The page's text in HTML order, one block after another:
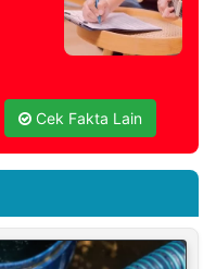
Cek Fakta Lain